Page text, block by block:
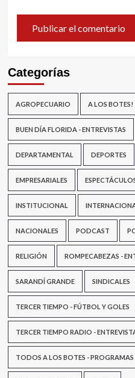
Categorías
AGROPECUARIO A LOS BOTES!
BUEN DÍA FLORIDA - ENTREVISTAS
DEPARTAMENTAL DEPORTES
EMPRESARIALES
INSTITUCIONAL
NACIONALES PODCAST
RELIGIÓN ROMPECABEZAS -
SARANDÍ GRANDE SINDICALES
TERCER TIEMPO - FÚTBOL Y GOLES
TERCER TIEMPO RADIO -
TODOS A LOS BOTES - PROGRAMAS